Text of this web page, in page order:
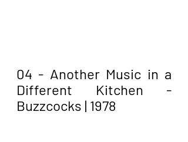
04 - Another Music in a
Different Kitchen -
Buzzcocks | 1978